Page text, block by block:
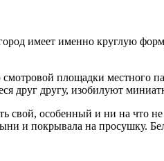
имеет именно круглую
площадки
друг другу, изобилуют
свой, особенный и ни на
и покрывала на просушку.